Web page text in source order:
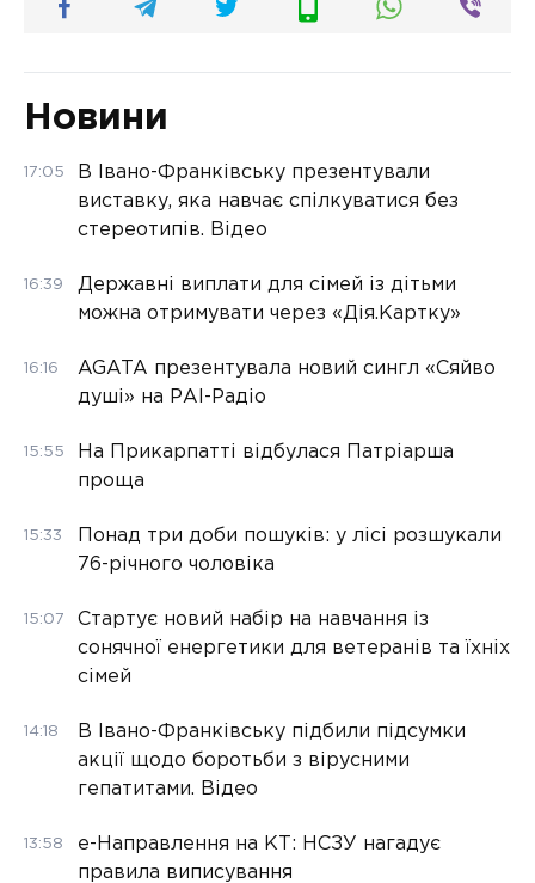
Новини
17:05
В Івано-Франківську презентували
виставку, яка навчає спілкуватися без
стереотипів. Відео
16:39
Державні виплати для сімей із дітьми
можна отримувати через «Дія.Картку»
16:16
AGATA презентувала новий сингл «Сяйво
душі» на РАІ-Радіо
15:55
На Прикарпатті відбулася Патріарша
проща
15:33
Понад три доби пошуків: у лісі розшукали
76-річного чоловіка
15:07
Стартує новий набір на навчання із
сонячної енергетики для ветеранів та їхніх
сімей
14:18
В Івано-Франківську підбили підсумки
акції щодо боротьби з вірусними
гепатитами. Відео
13:58
е-Направлення на КТ: НСЗУ нагадує
правила виписування